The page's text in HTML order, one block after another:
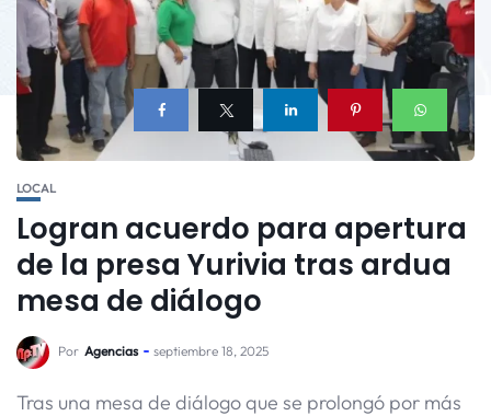
LOCAL
Logran acuerdo para apertura
de la presa Yurivia tras ardua
mesa de diálogo
Por Agencias septiembre 18, 2025
Tras una mesa de diálogo que se prolongó por más